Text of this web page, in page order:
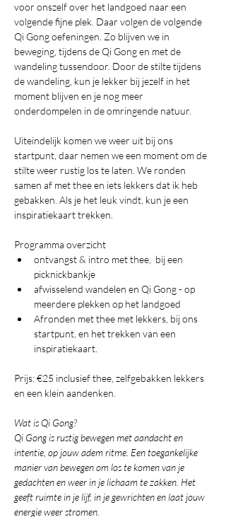
voor onszelf over het landgoed naar een
volgende fijne plek. Daar volgen de volgende
Qi Gong oefeningen. Zo blijven we in
beweging, tijdens de Qi Gong en met de
wandeling tussendoor. Door de stilte tijdens
de wandeling, kun je lekker bij jezelf in het
moment blijven en je nog meer
onderdompelen in de omringende natuur.
Uiteindelijk komen we weer uit bij ons
startpunt, daar nemen we een moment om de
stilte weer rustig los te laten. We ronden
samen af met thee en iets lekkers dat ik heb
gebakken. Als je het leuk vindt, kun je een
inspiratiekaart trekken.
Programma overzicht
ontvangst & intro met thee,  bij een
picknickbankje
afwisselend wandelen en Qi Gong - op
meerdere plekken op het landgoed
Afronden met thee met lekkers, bij ons
startpunt, en het trekken van een
inspiratiekaart.
Prijs: €25 inclusief thee, zelfgebakken lekkers
en een klein aandenken.
Wat is Qi Gong?
Qi Gong is rustig bewegen met aandacht en
intentie, op jouw adem ritme. Een toegankelijke
manier van bewegen om los te komen van je
gedachten en weer in je lichaam te zakken. Het
geeft ruimte in je lijf, in je gewrichten en laat jouw
energie weer stromen.